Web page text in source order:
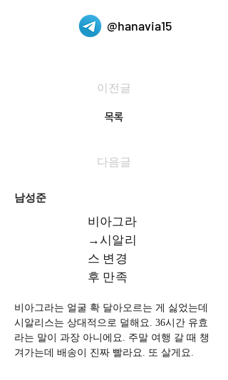
@hanavia15
이전글
목록
다음글
남성준
비아그라
→시알리
스 변경
후 만족
비아그라는 얼굴 확 달아오르는 게 싫었는데
시알리스는 상대적으로 덜해요. 36시간 유효
라는 말이 과장 아니에요. 주말 여행 갈 때 챙
겨가는데 배송이 진짜 빨라요. 또 살게요.